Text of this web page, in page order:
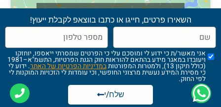
מדיניות הגנה על הפרטיות
I agree
השאירו פרטים, חייגו או כתבו בווצאפ לקבלת ייעוץ!
אני מאשר/ת כי ידוע לי ומוסכם עלי כי הפרטים שמסרתי ייאספו, יוחזקו
ויעובדו במאגר מידע בהתאם להוראות חוק הגנת הפרטיות, התשמ"א–1981
(כולל תיקון 13), ולמטרות המפורטות במדיניות הפרטיות של האתר. ידוע לי
כי מסירת המידע נעשית מרצוני החופשי, וכי עומדות לי הזכויות המוקנות לי
לפי החוק.
שלח/י